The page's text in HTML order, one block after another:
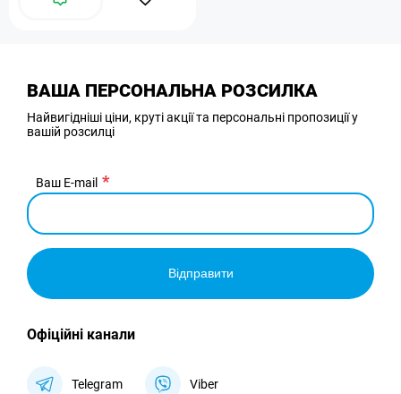
ВАША ПЕРСОНАЛЬНА РОЗСИЛКА
Найвигідніші ціни, круті акції та персональні пропозиції у
вашій розсилці
Ваш E-mail
Відправити
Офіційні канали
Telegram Viber